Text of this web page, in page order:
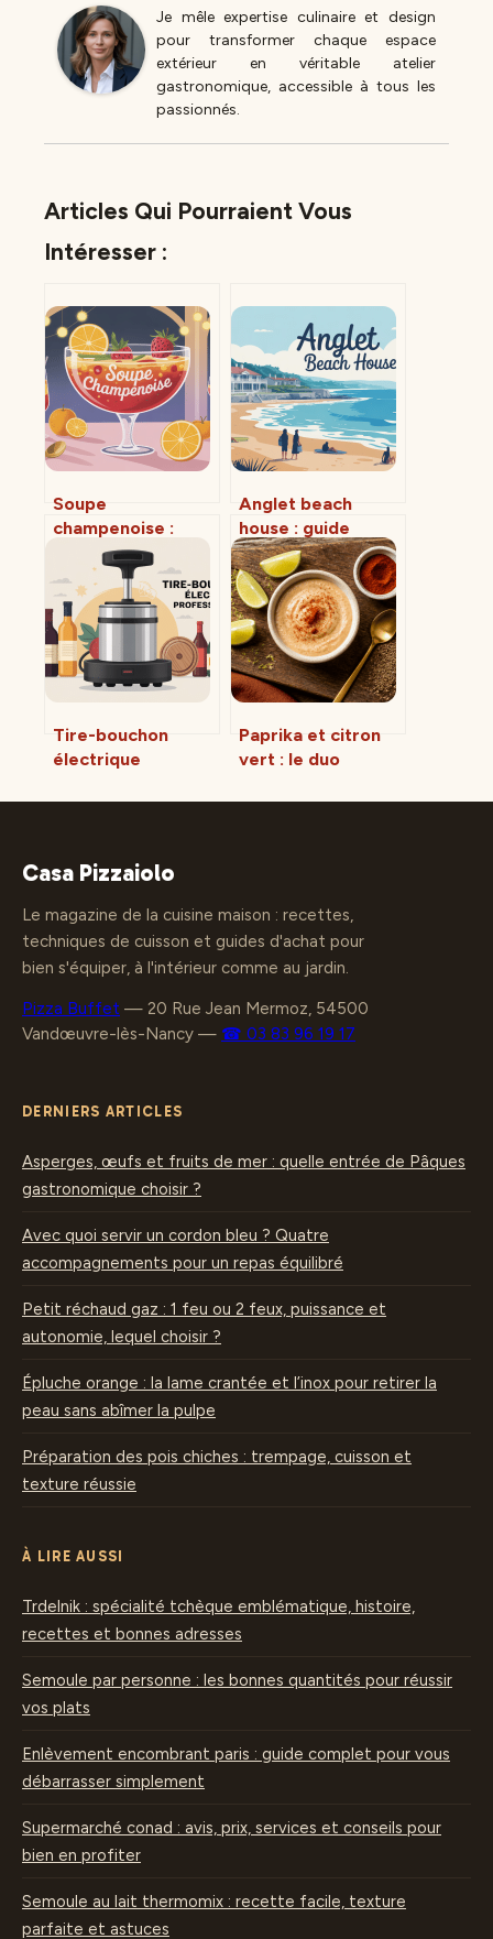
Je mêle expertise culinaire et design
pour transformer chaque espace
extérieur en véritable atelier
gastronomique, accessible à tous les
passionnés.
Articles Qui Pourraient Vous
Intéresser :
Soupe
champenoise :
recette conviviale,
proportions et
variantes faciles
Anglet beach
house : guide
complet pour
choisir et réserver
la vôtre
Tire-bouchon
électrique
comment choisir le
Paprika et citron
vert : le duo
transformer vos
Casa Pizzaiolo
Le magazine de la cuisine maison : recettes,
techniques de cuisson et guides d'achat pour
bien s'équiper, à l'intérieur comme au jardin.
Pizza Buffet — 20 Rue Jean Mermoz, 54500
Vandœuvre-lès-Nancy — ☎ 03 83 96 19 17
DERNIERS ARTICLES
Asperges, œufs et fruits de mer : quelle entrée de Pâques
gastronomique choisir ?
Avec quoi servir un cordon bleu ? Quatre
accompagnements pour un repas équilibré
Petit réchaud gaz : 1 feu ou 2 feux, puissance et
autonomie, lequel choisir ?
Épluche orange : la lame crantée et l’inox pour retirer la
peau sans abîmer la pulpe
Préparation des pois chiches : trempage, cuisson et
texture réussie
À LIRE AUSSI
Trdelnik : spécialité tchèque emblématique, histoire,
recettes et bonnes adresses
Semoule par personne : les bonnes quantités pour réussir
vos plats
Enlèvement encombrant paris : guide complet pour vous
débarrasser simplement
Supermarché conad : avis, prix, services et conseils pour
bien en profiter
Semoule au lait thermomix : recette facile, texture
parfaite et astuces